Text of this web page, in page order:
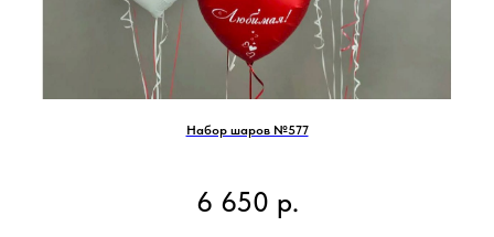
Набор шаров №577
6 650 р.